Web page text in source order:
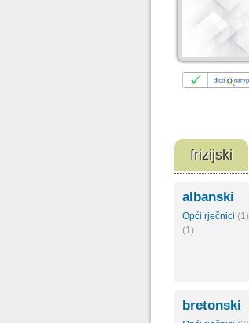
frizijski
albanski
Opći rječnici (1)
(1)
bretonski